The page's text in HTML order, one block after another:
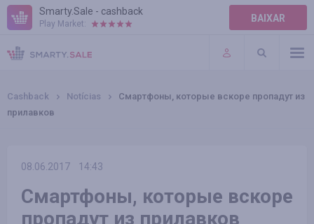
Smarty.Sale - cashback
Play Market: BAIXAR
AJUDA
TERMOS DE USO
Cashback Notícias
Смартфоны, которые вскоре пропадут из
прилавков
08.06.2017 14:43
Смартфоны, которые вскоре
пропадут из прилавков